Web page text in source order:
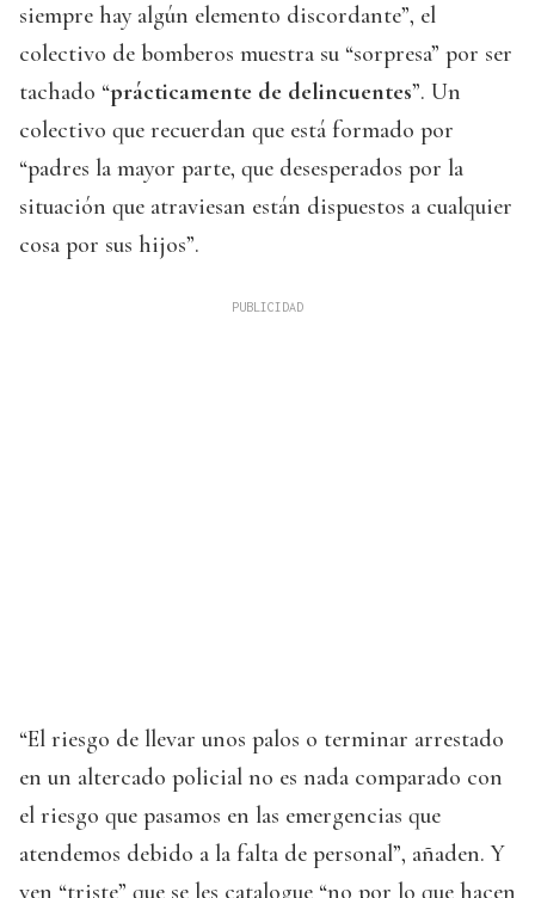
siempre hay algún elemento discordante”, el
colectivo de bomberos muestra su “sorpresa” por ser
tachado “prácticamente de delincuentes”. Un
colectivo que recuerdan que está formado por
“padres la mayor parte, que desesperados por la
situación que atraviesan están dispuestos a cualquier
cosa por sus hijos”.
“El riesgo de llevar unos palos o terminar arrestado
en un altercado policial no es nada comparado con
el riesgo que pasamos en las emergencias que
atendemos debido a la falta de personal”, añaden. Y